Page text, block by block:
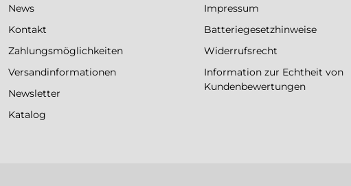
News
Kontakt
Zahlungsmöglichkeiten
Versandinformationen
Newsletter
Katalog
Impressum
Batteriegesetzhinweise
Widerrufsrecht
Information zur Echtheit von
Kundenbewertungen